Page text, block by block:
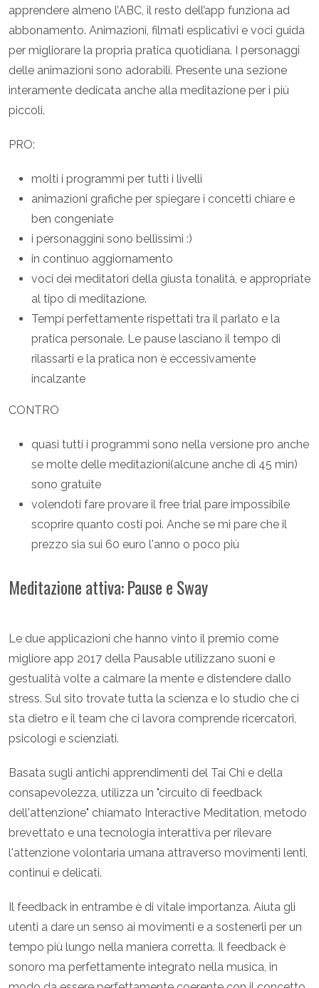
apprendere almeno l’ABC, il resto dell’app funziona ad
abbonamento. Animazioni, filmati esplicativi e voci guida
per migliorare la propria pratica quotidiana. I personaggi
delle animazioni sono adorabili. Presente una sezione
interamente dedicata anche alla meditazione per i più
piccoli.
PRO:
molti i programmi per tutti i livelli
animazioni grafiche per spiegare i concetti chiare e
ben congeniate
i personaggini sono bellissimi :)
in continuo aggiornamento
voci dei meditatori della giusta tonalità, e appropriate
al tipo di meditazione.
Tempi perfettamente rispettati tra il parlato e la
pratica personale. Le pause lasciano il tempo di
rilassarti e la pratica non è eccessivamente
incalzante
CONTRO
quasi tutti i programmi sono nella versione pro anche
se molte delle meditazioni(alcune anche di 45 min)
sono gratuite
volendoti fare provare il free trial pare impossibile
scoprire quanto costi poi. Anche se mi pare che il
prezzo sia sui 60 euro l'anno o poco più
Meditazione attiva: Pause e Sway
Le due applicazioni che hanno vinto il premio come
migliore app 2017 della Pausable utilizzano suoni e
gestualità volte a calmare la mente e distendere dallo
stress. Sul sito trovate tutta la scienza e lo studio che ci
sta dietro e il team che ci lavora comprende ricercatori,
psicologi e scienziati.
Basata sugli antichi apprendimenti del Tai Chi e della
consapevolezza, utilizza un "circuito di feedback
dell'attenzione" chiamato Interactive Meditation, metodo
brevettato e una tecnologia interattiva per rilevare
l'attenzione volontaria umana attraverso movimenti lenti,
continui e delicati.
Il feedback in entrambe è di vitale importanza. Aiuta gli
utenti a dare un senso ai movimenti e a sostenerli per un
tempo più lungo nella maniera corretta. Il feedback è
sonoro ma perfettamente integrato nella musica, in